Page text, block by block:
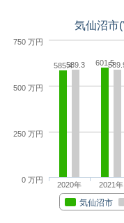
気仙沼市
585.4 601.5
589.3
気仙沼市
2020年 2021年
0 万円
250 万円
500 万円
750 万円